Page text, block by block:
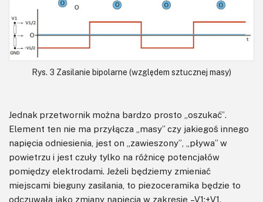
Rys. 3 Zasilanie bipolarne (względem sztucznej masy)
Jednak przetwornik można bardzo prosto „oszukać”.
Element ten nie ma przyłącza „masy” czy jakiegoś innego
napięcia odniesienia, jest on „zawieszony”, „pływa” w
powietrzu i jest czuły tylko na różnicę potencjałów
pomiędzy elektrodami. Jeżeli będziemy zmieniać
miejscami bieguny zasilania, to piezoceramika będzie to
odczuwała jako zmiany napięcia w zakresie –V1:+V1.